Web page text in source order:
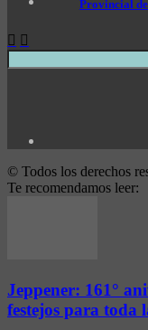
Provincial
© Todos los derechos
Te recomendamos leer:
Jeppener: 161°
festejos para toda